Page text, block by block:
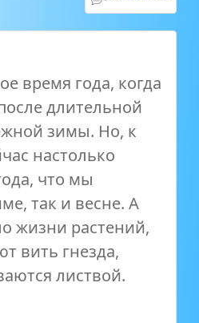
время года, когда
длительной
зимы. Но, к
настолько
что мы
так и весне. А
жизни растений,
вить гнезда,
листвой.